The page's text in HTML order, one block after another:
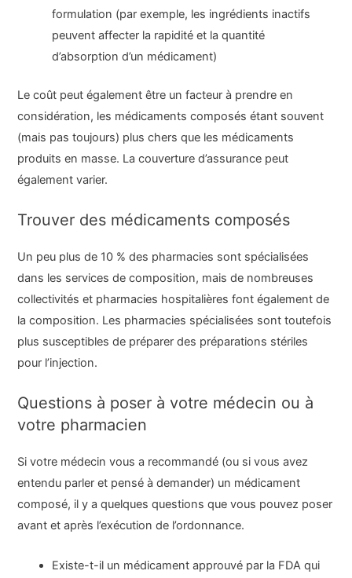
formulation (par exemple, les ingrédients inactifs
peuvent affecter la rapidité et la quantité
d’absorption d’un médicament)
Le coût peut également être un facteur à prendre en
considération, les médicaments composés étant souvent
(mais pas toujours) plus chers que les médicaments
produits en masse. La couverture d’assurance peut
également varier.
Trouver des médicaments composés
Un peu plus de 10 % des pharmacies sont spécialisées
dans les services de composition, mais de nombreuses
collectivités et pharmacies hospitalières font également de
la composition. Les pharmacies spécialisées sont toutefois
plus susceptibles de préparer des préparations stériles
pour l’injection.
Questions à poser à votre médecin ou à
votre pharmacien
Si votre médecin vous a recommandé (ou si vous avez
entendu parler et pensé à demander) un médicament
composé, il y a quelques questions que vous pouvez poser
avant et après l’exécution de l’ordonnance.
Existe-t-il un médicament approuvé par la FDA qui